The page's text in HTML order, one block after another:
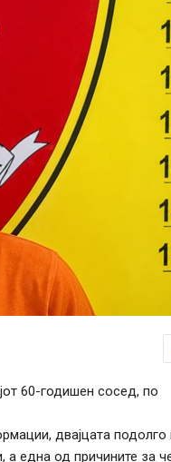
60-годишен сосед, по
двајцата подолго
една од причините за